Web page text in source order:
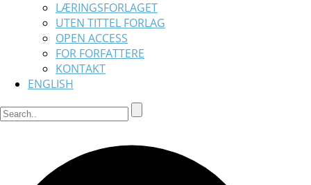
LÆRINGSFORLAGET
UTEN TITTEL FORLAG
OPEN ACCESS
FOR FORFATTERE
KONTAKT
ENGLISH